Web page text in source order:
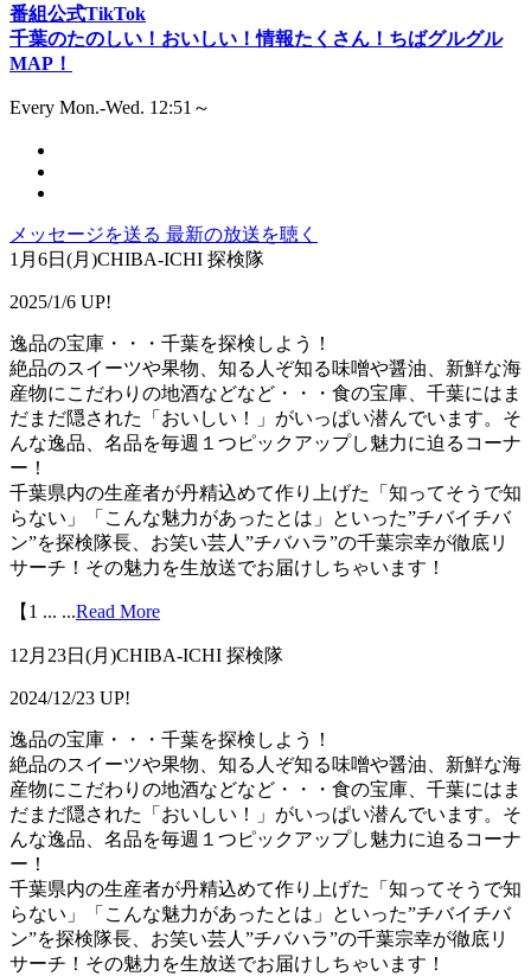
番組公式TikTok
千葉のたのしい！おいしい！情報たくさん！ちばグルグル
MAP！
Every Mon.-Wed. 12:51～
メッセージを送る 最新の放送を聴く
1月6日(月)CHIBA-ICHI 探検隊
2025/1/6 UP!
逸品の宝庫・・・千葉を探検しよう！
絶品のスイーツや果物、知る人ぞ知る味噌や醤油、新鮮な海
産物にこだわりの地酒などなど・・・食の宝庫、千葉にはま
だまだ隠された「おいしい！」がいっぱい潜んでいます。そ
んな逸品、名品を毎週１つピックアップし魅力に迫るコーナ
ー！
千葉県内の生産者が丹精込めて作り上げた「知ってそうで知
らない」「こんな魅力があったとは」といった”チバイチバ
ン”を探検隊長、お笑い芸人”チバハラ”の千葉宗幸が徹底リ
サーチ！その魅力を生放送でお届けしちゃいます！
【1 ... ...Read More
12月23日(月)CHIBA-ICHI 探検隊
2024/12/23 UP!
逸品の宝庫・・・千葉を探検しよう！
絶品のスイーツや果物、知る人ぞ知る味噌や醤油、新鮮な海
産物にこだわりの地酒などなど・・・食の宝庫、千葉にはま
だまだ隠された「おいしい！」がいっぱい潜んでいます。そ
んな逸品、名品を毎週１つピックアップし魅力に迫るコーナ
ー！
千葉県内の生産者が丹精込めて作り上げた「知ってそうで知
らない」「こんな魅力があったとは」といった”チバイチバ
ン”を探検隊長、お笑い芸人”チバハラ”の千葉宗幸が徹底リ
サーチ！その魅力を生放送でお届けしちゃいます！